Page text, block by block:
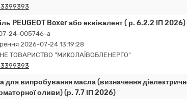
PEUGEOT Boxer або еквівалент ( р. 6.2.2 ІП 2026)
24-005746-a
2026-07-24 13:19:28
ТОВАРИСТВО "МИКОЛАЇВОБЛЕНЕРГО"
для випробування масла (визначення
оливи) (р. 7.7 ІП 2026)